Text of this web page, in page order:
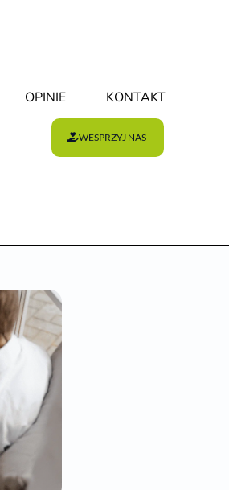
OPINIE KONTAKT
WESPRZYJ NAS